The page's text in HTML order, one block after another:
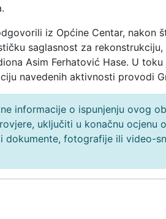
iz Općine Centar, nakon
saglasnost za
Asim Ferhatović Hase. U
navedenih aktivnosti provodi
informacije o ispunjenju ovog
uključiti u konačnu ocjenu
dokumente, fotografije ili video-